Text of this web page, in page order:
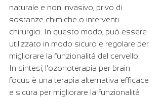
naturale e non invasivo, privo di
sostanze chimiche o interventi
chirurgici. In questo modo, può essere
utilizzato in modo sicuro e regolare per
migliorare la funzionalità del cervello.
In sintesi, l'ozonoterapia per brain
focus è una terapia alternativa efficace
e sicura per migliorare la funzionalità